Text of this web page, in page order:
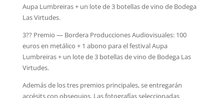
Aupa Lumbreiras + un lote de 3 botellas de vino de Bodega
Las Virtudes.
3?? Premio — Bordera Producciones Audiovisuales: 100
euros en metálico + 1 abono para el festival Aupa
Lumbreiras + un lote de 3 botellas de vino de Bodega Las
Virtudes.
Además de los tres premios principales, se entregarán
accésits con obsequios. Las fotografías seleccionadas